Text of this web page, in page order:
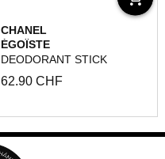
CHANEL
ÉGOÏSTE
DEODORANT STICK
62.90 CHF